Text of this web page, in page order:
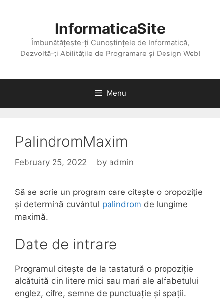
InformaticaSite
Îmbunătățește-ți Cunoștințele de Informatică,
Dezvoltă-ți Abilitățile de Programare și Design Web!
Menu
PalindromMaxim
February 25, 2022 by admin
Să se scrie un program care citește o propoziție
și determină cuvântul palindrom de lungime
maximă.
Date de intrare
Programul citește de la tastatură o propoziție
alcătuită din litere mici sau mari ale alfabetului
englez, cifre, semne de punctuație și spații.